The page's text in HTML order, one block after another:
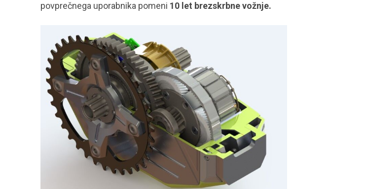
povprečnega uporabnika pomeni 10 let brezskrbne vožnje.